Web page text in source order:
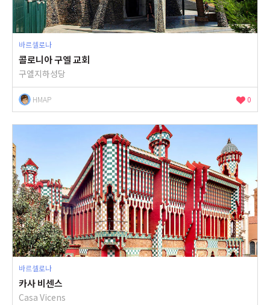
바르셀로나
콜로니아 구엘 교회
구엘지하성당
HMAP 0
바르셀로나
카사 비센스
Casa Vicens